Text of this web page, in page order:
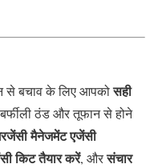
से बचाव के लिए आपकोसही
ठंड और तूफान से होने
मैनेजमेंट एजेंसी
किट तैयार करें, औरसंचार